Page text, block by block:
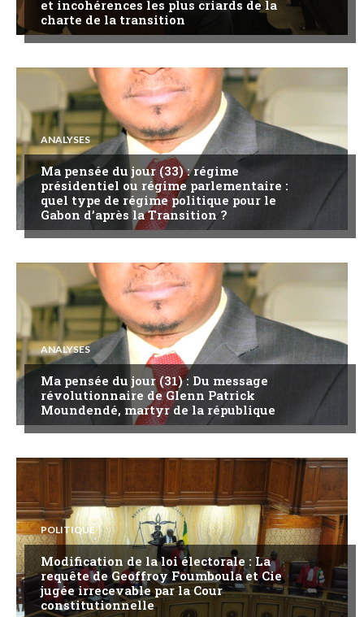
et incohérences les plus criards de la
charte de la transition
ANALYSES
Ma pensée du jour (33) : régime
présidentiel ou régime parlementaire :
quel type de régime politique pour le
Gabon d’après la Transition ?
ANALYSES
Ma pensée du jour (31) : Du message
révolutionnaire de Glenn Patrick
Moundendé, martyr de la république
POLITIQUE
Modification de la loi électorale : La
requête de Geoffroy Foumboula et Cie
jugée irrecevable par la Cour
constitutionnelle